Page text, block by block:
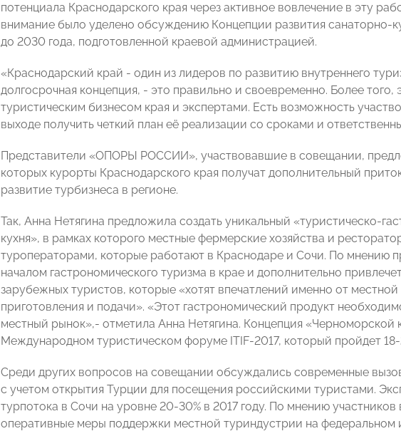
потенциала Краснодарского края через активное вовлечение в эту
внимание было уделено обсуждению Концепции развития санаторно-
до 2030 года, подготовленной краевой администрацией.
«Краснодарский край - один из лидеров по развитию внутреннего
долгосрочная концепция, - это правильно и своевременно. Более
туристическим бизнесом края и экспертами. Есть возможность
выходе получить четкий план её реализации со сроками и
Представители «ОПОРЫ РОССИИ», участвовавшие в совещании,
которых курорты Краснодарского края получат дополнительный
развитие турбизнеса в регионе.
Так, Анна Нетягина предложила создать уникальный «туристическо-
кухня», в рамках которого местные фермерские хозяйства и
туроператорами, которые работают в Краснодаре и Сочи. По мнению
началом гастрономического туризма в крае и дополнительно
зарубежных туристов, которые «хотят впечатлений именно от
приготовления и подачи». «Этот гастрономический продукт
местный рынок»,- отметила Анна Нетягина. Концепция «Черноморской
Международном туристическом форуме ITIF-2017, который пройдет 18-
Среди других вопросов на совещании обсуждались современные
с учетом открытия Турции для посещения российскими туристами.
турпотока в Сочи на уровне 20-30% в 2017 году. По мнению
оперативные меры поддержки местной туриндустрии на федеральном